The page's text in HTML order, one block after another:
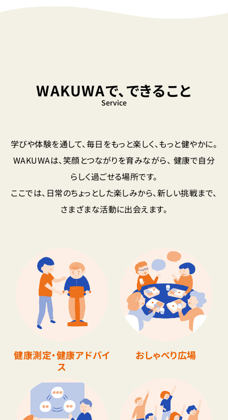
WAKUWAで、できること
Service
学びや体験を通して、毎日をもっと楽しく、もっと健やかに。
WAKUWAは、笑顔とつながりを育みながら、 健康で自分
らしく過ごせる場所です。
ここでは、日常のちょっとした楽しみから、新しい挑戦まで、
さまざまな活動に出会えます。
健康測定・健康アドバイ
ス
おしゃべり広場